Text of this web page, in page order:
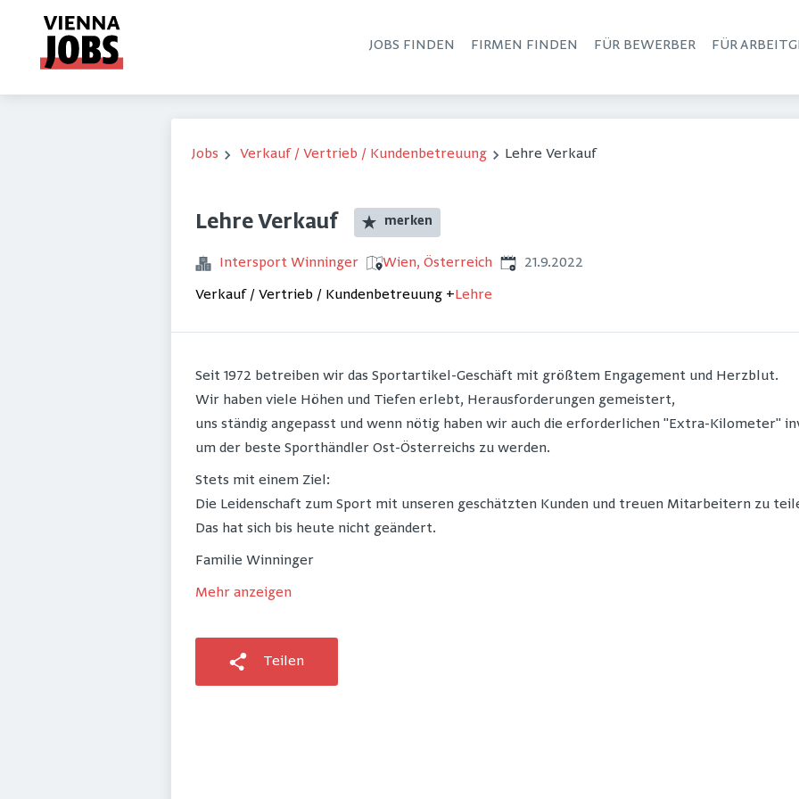
JOBS FINDEN FIRMEN FINDEN FÜR BEWERBER FÜR
Jobs Verkauf / Vertrieb / Kundenbetreuung Lehre Verkauf
Lehre Verkauf merken
Intersport Winninger Wien, Österreich Veröffentlicht
21.9.2022
Verkauf / Vertrieb / Kundenbetreuung +Lehre
Seit 1972 betreiben wir das Sportartikel-Geschäft mit größtem Engagement und Herzblut.
Wir haben viele Höhen und Tiefen erlebt, Herausforderungen gemeistert,
uns ständig angepasst und wenn nötig haben wir auch die erforderlichen "Extra-Kilometer"
um der beste Sporthändler Ost-Österreichs zu werden.
Stets mit einem Ziel:
Die Leidenschaft zum Sport mit unseren geschätzten Kunden und treuen Mitarbeitern zu
Das hat sich bis heute nicht geändert.
Familie Winninger
Mehr anzeigen
Teilen